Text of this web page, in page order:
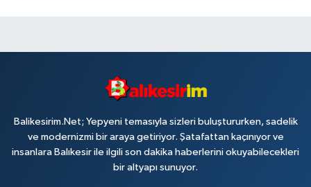
Balikesirim.Net; Yepyeni temasıyla sizleri buluştururken, sadelik
ve modernizmi bir araya getiriyor. Şatafattan kaçınıyor ve
insanlara Balıkesir ile ilgili son dakika haberlerini okuyabilecekleri
bir altyapı sunuyor.